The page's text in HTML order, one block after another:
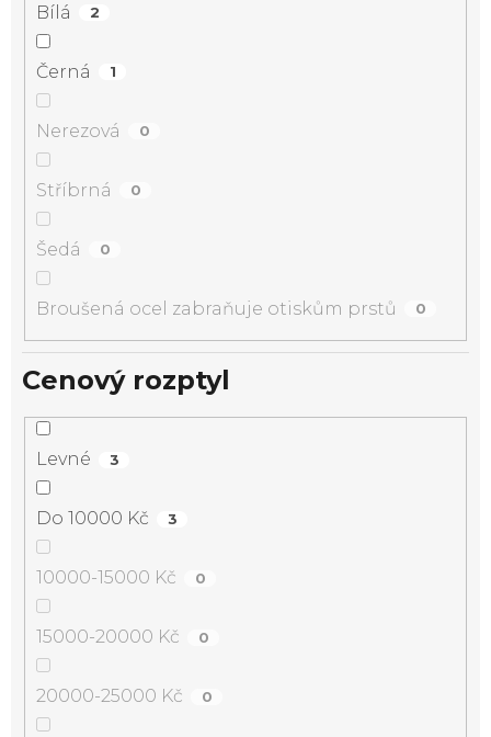
Bílá 2
Černá 1
Nerezová 0
Stříbrná 0
Šedá 0
Broušená ocel zabraňuje otiskům prstů 0
Cenový rozptyl
Levné 3
Do 10000 Kč 3
10000-15000 Kč 0
15000-20000 Kč 0
20000-25000 Kč 0